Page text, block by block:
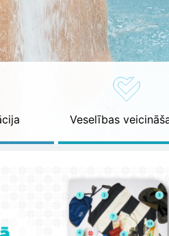
Veselības